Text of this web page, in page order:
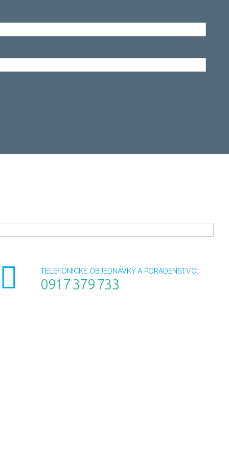
TELEFONICKÉ OBJEDNÁVKY A PORADENSTVO:
0917 379 733